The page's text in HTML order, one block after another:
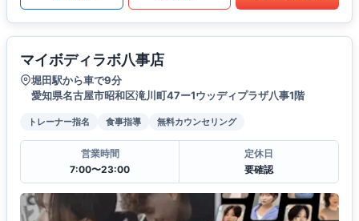
マイボディラボ八事店
堀田駅から車で9分
愛知県名古屋市昭和区滝川町47ー1ウッディプラザ八事1階
トレーナー指名 食事指導 無料カウンセリング
営業時間
7:00〜23:00
定休日
要確認